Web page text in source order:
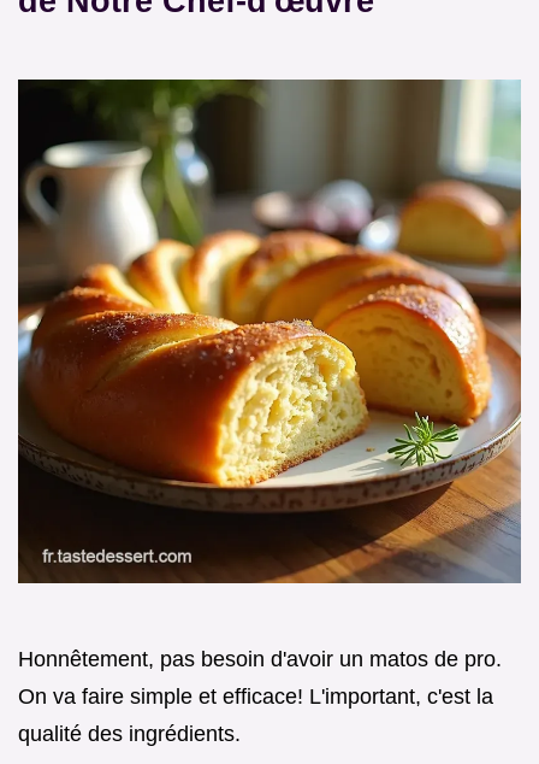
Honnêtement, pas besoin d'avoir un matos de pro.
On va faire simple et efficace! L'important, c'est la
qualité des ingrédients.